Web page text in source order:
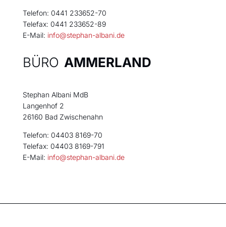
Telefon: 0441 233652-70
Telefax: 0441 233652-89
E-Mail: info@stephan-albani.de
BÜRO AMMERLAND
Stephan Albani MdB
Langenhof 2
26160 Bad Zwischenahn
Telefon: 04403 8169-70
Telefax: 04403 8169-791
E-Mail: info@stephan-albani.de